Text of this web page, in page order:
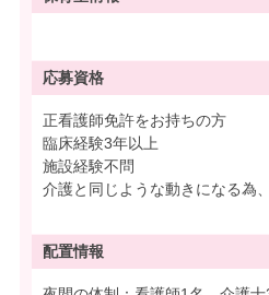
応募資格
正看護師免許をお持ちの方
臨床経験3年以上
施設経験不問
介護と同じような動きになる為
配置情報